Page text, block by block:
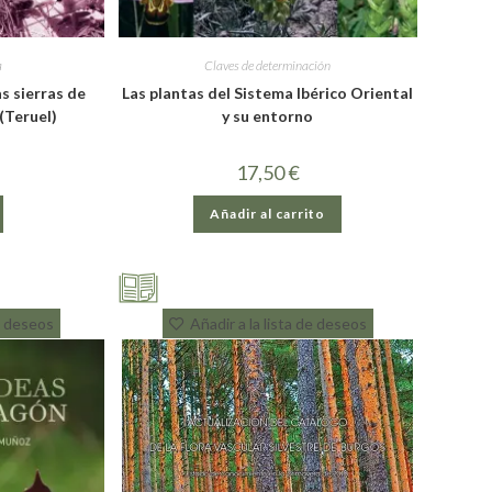
sierras de
Claves de determinación
Las plantas del Sistema Ibérico Oriental
y su entorno
17,50€
Añadir al carrito
deseos Añadir a la lista de deseos